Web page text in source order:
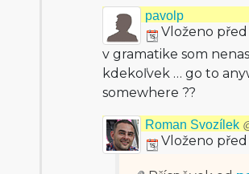
pavolp
Vloženo před
v gramatike som
kdekoľvek … go to
somewhere ??
Roman Svozílek
Vloženo před